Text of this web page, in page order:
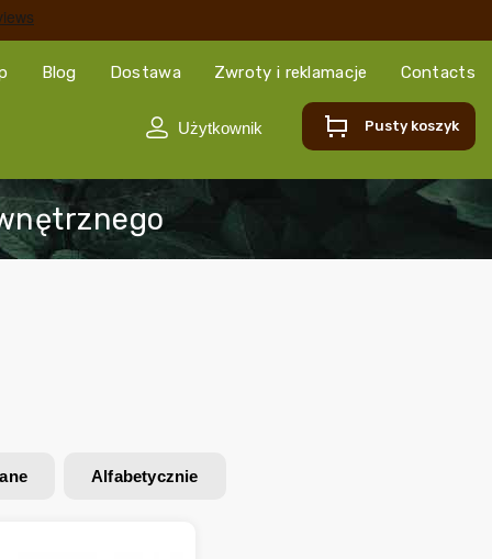
Blog Dostawa Zwroty i reklamacje Contacts
Pusty koszyk
Alfabetycznie